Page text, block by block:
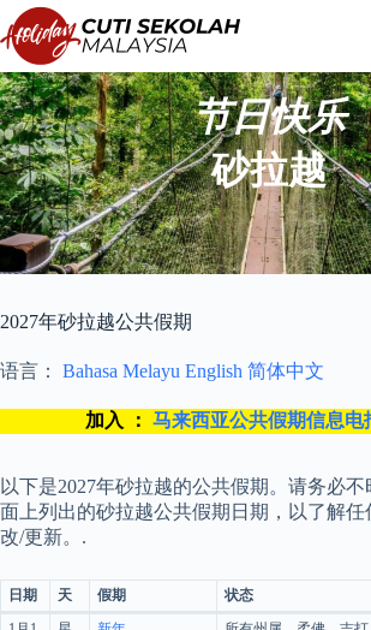
至
内
容
节日快乐
砂拉越
2027年砂拉越公共假期
语言： Bahasa Melayu English 简体中文
加入 ： 马来西亚公共假期信息电
以下是2027年砂拉越的公共假期。请务必
面上列出的砂拉越公共假期日期，以了解任
改/更新。.
日期 天 假期
状态